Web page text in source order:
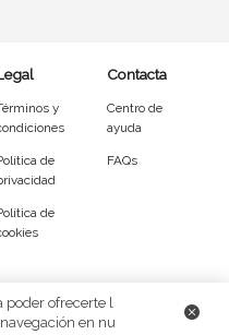
Filtrar
y
de
de
Contacta
Centro de
ayuda
FAQs
poder ofrecerte l
en nu